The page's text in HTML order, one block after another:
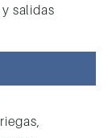
salidas